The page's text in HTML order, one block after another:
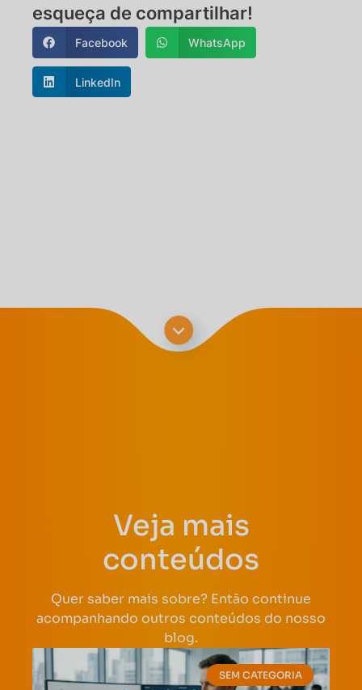
esqueça de compartilhar!
Facebook WhatsApp
LinkedIn
Veja mais
conteúdos
Quer saber mais sobre? Então continue
acompanhando outros conteúdos do nosso
blog.
SEM CATEGORIA